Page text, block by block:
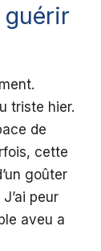
guérir
triste hier.
de
cette
goûter
peur
aveu a